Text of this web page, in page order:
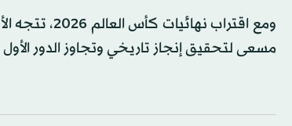
مسعى لتحقيق إنجاز تاريخي وتجاوز الدور